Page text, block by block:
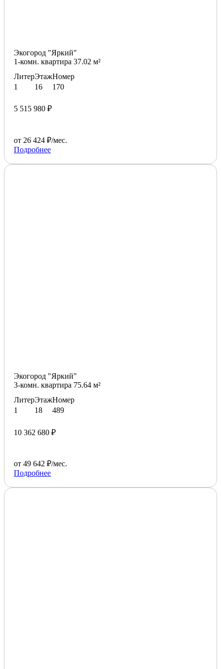
Экогород "Яркий"
1-комн. квартира 37.02 м²
Литер
1
Этаж
16
Номер
170
5 515 980 ₽
от 26 424 ₽/мес.
Подробнее
Экогород "Яркий"
3-комн. квартира 75.64 м²
Литер
1
Этаж
18
Номер
489
10 362 680 ₽
от 49 642 ₽/мес.
Подробнее